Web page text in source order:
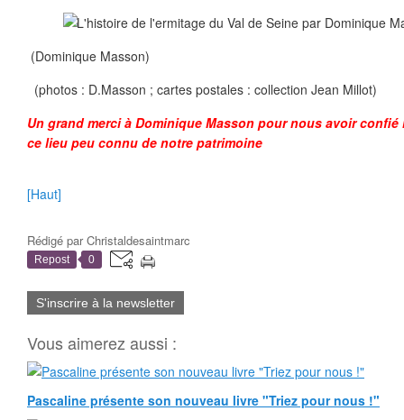
(Dominique Masson)
(photos : D.Masson ; cartes postales : collection Jean Millot)
Un grand merci à Dominique Masson pour nous avoir
ce lieu peu connu de notre patrimoine
[Haut]
Rédigé parChristaldesaintmarc
Repost 0
S'inscrire à la newsletter
Vous aimerez aussi :
Pascaline présente son nouveau livre "Triez pour nous !"